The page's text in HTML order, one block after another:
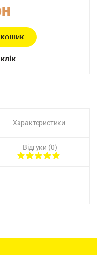
Характеристики
Відгуки (0)